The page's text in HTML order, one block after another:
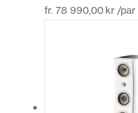
fr. 78 990,00 kr /par